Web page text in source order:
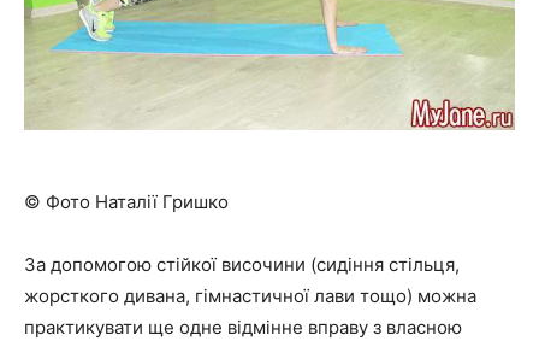
© Фото Наталії Гришко
За допомогою стійкої височини (сидіння стільця,
жорсткого дивана, гімнастичної лави тощо) можна
практикувати ще одне відмінне вправу з власною